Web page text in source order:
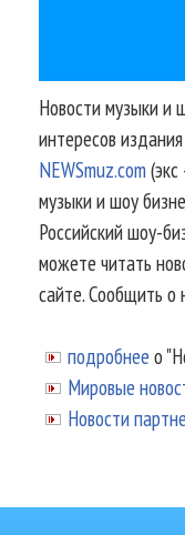
Новости музыки и
интересов издания
NEWSmuz.com
музыки и шоу
Российский шоу-
можете читать
сайте. Сообщить о
подробнее о
Мировые
Новости